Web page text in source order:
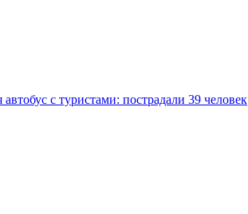
с туристами: пострадали 39 человек